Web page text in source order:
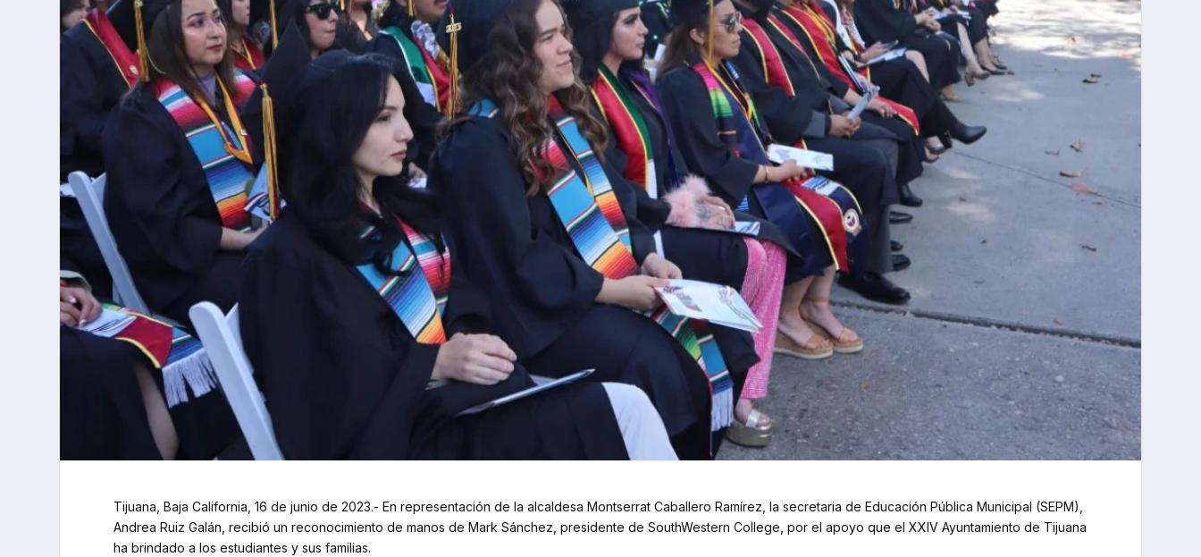
Tijuana, Baja California, 16 de junio de 2023.- En representación de la alcaldesa Montserrat Caballero Ramírez, la secretaria de Educación Pública Municipal (SEPM),
Andrea Ruiz Galán, recibió un reconocimiento de manos de Mark Sánchez, presidente de SouthWestern College, por el apoyo que el XXIV Ayuntamiento de Tijuana
ha brindado a los estudiantes y sus familias.